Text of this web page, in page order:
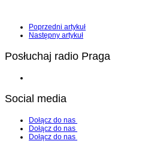
Poprzedni artykuł
Następny artykuł
Posłuchaj radio Praga
Social media
Dołącz do nas
Dołącz do nas
Dołącz do nas